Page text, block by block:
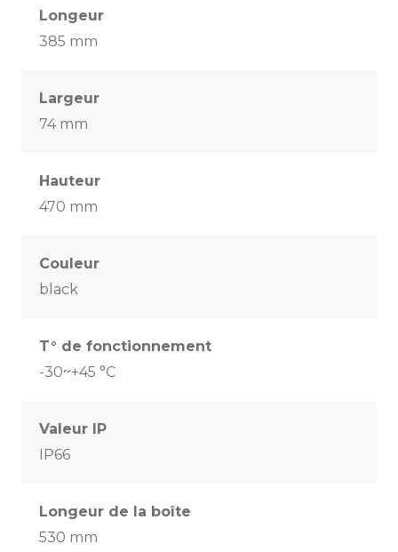
Longeur
385 mm
Largeur
74 mm
Hauteur
470 mm
Couleur
black
T° de fonctionnement
-30~+45 °C
Valeur IP
IP66
Longeur de la boîte
530 mm